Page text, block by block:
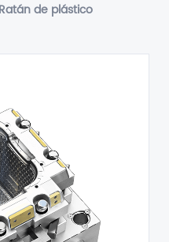
de plástico